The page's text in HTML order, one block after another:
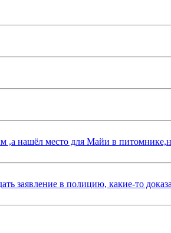
,а нашёл место для Майи в
заявление в полицию, какие-то